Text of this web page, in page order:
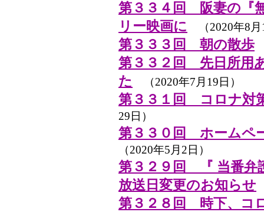
第３３４回 阪妻の『
リー映画に （2020年8月
第３３３回 朝の散歩
第３３２回 先日所用
た
（2020年7月19日）
第３３１回 コロナ対
29日）
第３３０回 ホームペ
（2020年5月2日）
第３２９回 『 当番弁
放送日変更のお知らせ
第３２８回 時下、コ